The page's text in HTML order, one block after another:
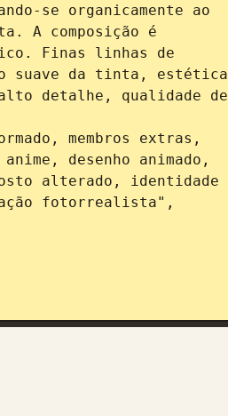
se organicamente ao
A composição é
Finas linhas de
suave da tinta, estética
detalhe, qualidade de
desenho animado,
alterado, identidade
fotorrealista",